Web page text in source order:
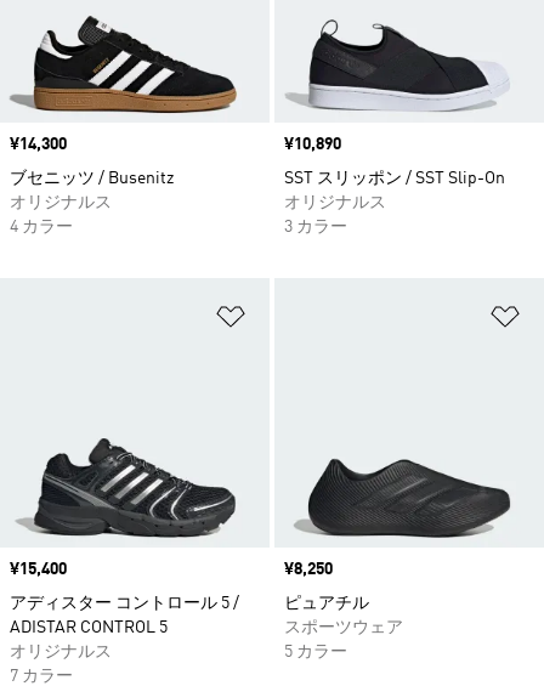
価格
¥14,300
ブセニッツ / Busenitz
オリジナルス
4 カラー
価格
¥10,890
SST スリッポン / SST Slip-On
オリジナルス
3 カラー
価格
¥15,400
アディスター コントロール 5 /
ADISTAR CONTROL 5
オリジナルス
7 カラー
価格
¥8,250
ピュアチル
スポーツウェア
5 カラー